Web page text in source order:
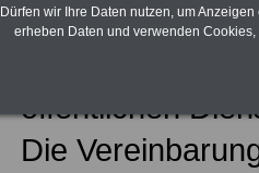
hat sich mit den
öffentlichen
Die
Dürfen wir Ihre Daten nutzen, um
erheben Daten und verwenden